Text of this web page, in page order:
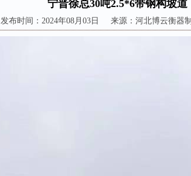
宁晋徐总30吨2.5*6带钢构坡道
发布时间：2024年08月03日 来源：河北博云衡器